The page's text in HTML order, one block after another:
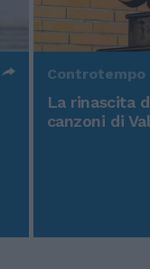
Controtempo
La rinascita
canzoni di